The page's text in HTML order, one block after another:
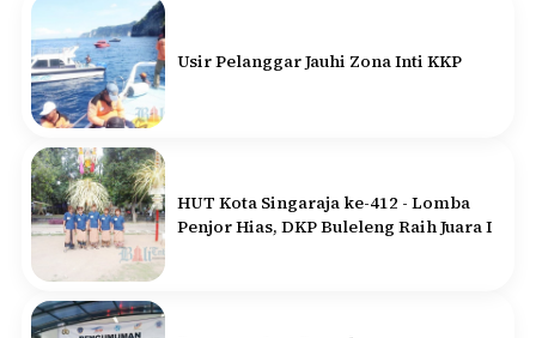
Usir Pelanggar Jauhi Zona Inti KKP
HUT Kota Singaraja ke-412 - Lomba
Penjor Hias, DKP Buleleng Raih Juara I